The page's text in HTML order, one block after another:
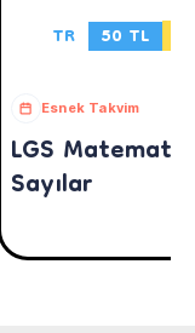
TR 50 TL
Esnek Takvim
LGS
Sayılar